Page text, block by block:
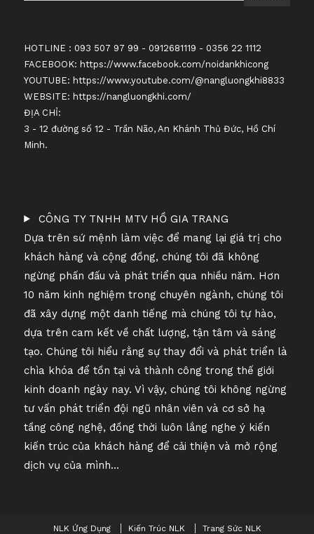
HOTLINE : 093 507 97 99 - 0912681119 - 0356 22 1112
FACEBOOK: https://www.facebook.com/noidankhicong
YOUTUBE: https://www.youtube.com/@nangluongkhi8833
WEBSITE: https://nangluongkhi.com/
ĐỊA CHỈ:
3 - 12 đường số 12 - Trần Não, An Khánh Thủ Đức, Hồ Chí
Minh.
CÔNG TY TNHH MTV HỒ GIA TRANG
Dựa trên sứ mệnh làm việc để mang lại giá trị cho
khách hàng và cộng đồng, chúng tôi đã không
ngừng phấn đấu và phát triển qua nhiều năm. Hơn
10 năm kinh nghiệm trong chuyên ngành, chúng tôi
đã xây dựng một danh tiếng mà chúng tôi tự hào,
dựa trên cam kết về chất lượng, tận tâm và sáng
tạo. Chúng tôi hiểu rằng sự thay đổi và phát triển là
chìa khóa để tồn tại và thành công trong thế giới
kinh doanh ngày nay. Vì vậy, chúng tôi không ngừng
tư vấn phát triển đội ngũ nhân viên và cơ sở hạ
tầng công nghệ, đồng thời luôn lắng nghe ý kiến ​​
kiến ​​trúc của khách hàng để cải thiện và mở rộng
dịch vụ của mình...
NLK Ứng Dụng Kiến Trúc NLK Trang Sức NLK